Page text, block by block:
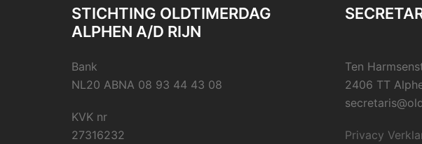
STICHTING OLDTIMERDAG
ALPHEN A/D RIJN
Bank
NL20 ABNA 08 93 44 43 08
KVK nr
27316232
Ten
2406 TT
Privacy